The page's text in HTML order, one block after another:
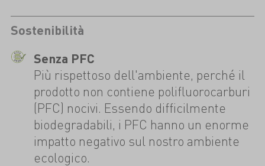
Sostenibilità
Senza PFC
Più rispettoso dell'ambiente, perché il
prodotto non contiene polifluorocarburi
(PFC) nocivi. Essendo difficilmente
biodegradabili, i PFC hanno un enorme
impatto negativo sul nostro ambiente
ecologico.